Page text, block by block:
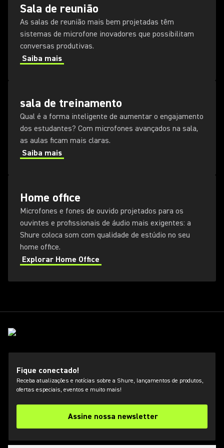
Sala de reunião
As salas de reunião mais bem projetadas têm
sistemas de microfone inovadores que possibilitam
conversas produtivas.
Saiba mais
sala de treinamento
Qual é a forma inteligente de aumentar o engajamento
dos estudantes? Com microfones avançados na sala,
as aulas ficam mais claras.
Saiba mais
Home office
Microfones e fones de ouvido projetados para os
ouvintes e profissionais de áudio mais exigentes: a
Shure coloca som com qualidade de estúdio no seu
home office.
Explorar Home Office
Fique conectado!
Receba atualizações e notícias sobre a Shure, lançamentos de produtos,
ofertas especiais, eventos e muito mais!
Assine nossa newsletter